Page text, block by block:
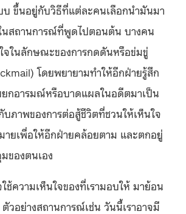
บ ขึ้นอยู่กับวิธีที่แต่ละคนเลือกนำมันมา
นสถานการณ์ที่พูดไปตอนต้น บางคน
จในลักษณะของการกดดันหรือข่มขู่
โดยพยายามทำให้อีกฝ่ายรู้สึก
กอารมณ์หรือบาดแผลในอดีตมาเป็น
บภาพของการต่อสู้ชีวิตที่ชวนให้เห็นใจ
ยเพื่อให้อีกฝ่ายคล้อยตาม และตกอยู่
ของตนเอง
ช้ความเห็นใจของที่เรามอบให้ มาย้อน
ตัวอย่างสถานการณ์เช่น วันนี้เราอาจมี